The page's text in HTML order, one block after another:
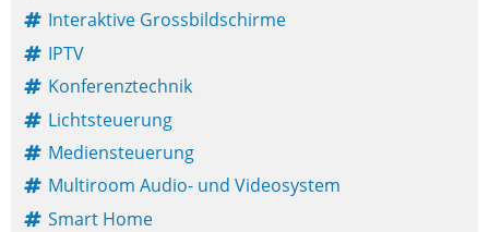
Interaktive Grossbildschirme
IPTV
Konferenztechnik
Lichtsteuerung
Mediensteuerung
Multiroom Audio- und Videosystem
Smart Home